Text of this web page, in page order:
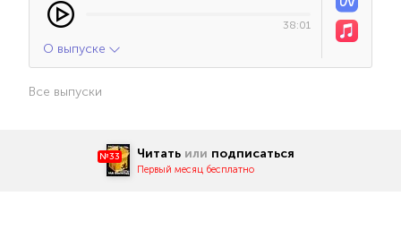
38:01
О выпуске
Все выпуски
№33 Читать или подписаться
Первый месяц бесплатно